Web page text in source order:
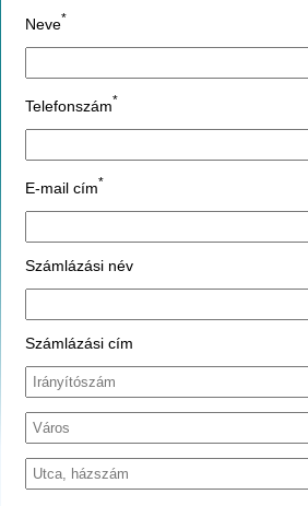
Neve*
Telefonszám*
E-mail cím*
Számlázási név
Számlázási cím